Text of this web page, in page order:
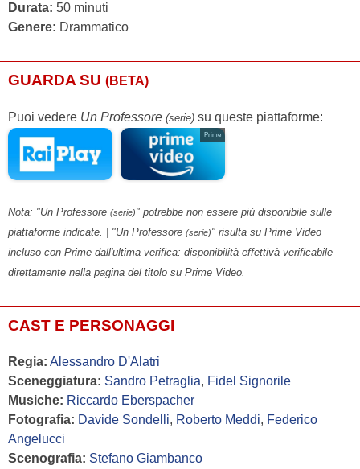
Durata: 50 minuti
Genere: Drammatico
GUARDA SU (BETA)
Puoi vedere Un Professore (serie) su queste piattaforme:
Prime
Nota: "Un Professore (serie)" potrebbe non essere più disponibile sulle
piattaforme indicate. | "Un Professore (serie)" risulta su Prime Video
incluso con Prime dall'ultima verifica: disponibilità effettivà verificabile
direttamente nella pagina del titolo su Prime Video.
CAST E PERSONAGGI
Regia: Alessandro D'Alatri
Sceneggiatura: Sandro Petraglia, Fidel Signorile
Musiche: Riccardo Eberspacher
Fotografia: Davide Sondelli, Roberto Meddi, Federico
Angelucci
Scenografia: Stefano Giambanco